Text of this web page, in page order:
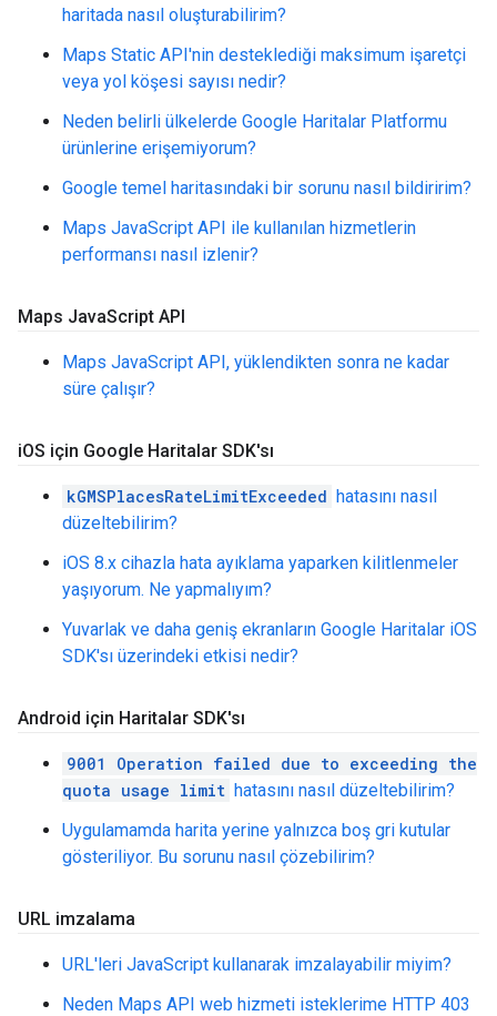
haritada nasıl oluşturabilirim?
Maps Static API'nin desteklediği maksimum işaretçi
veya yol köşesi sayısı nedir?
Neden belirli ülkelerde Google Haritalar Platformu
ürünlerine erişemiyorum?
Google temel haritasındaki bir sorunu nasıl bildiririm?
Maps JavaScript API ile kullanılan hizmetlerin
performansı nasıl izlenir?
Maps JavaScript API
Maps JavaScript API, yüklendikten sonra ne kadar
süre çalışır?
iOS için Google Haritalar SDK'sı
kGMSPlacesRateLimitExceeded hatasını nasıl
düzeltebilirim?
iOS 8.x cihazla hata ayıklama yaparken kilitlenmeler
yaşıyorum. Ne yapmalıyım?
Yuvarlak ve daha geniş ekranların Google Haritalar iOS
SDK'sı üzerindeki etkisi nedir?
Android için Haritalar SDK'sı
9001 Operation failed due to exceeding the
quota usage limit hatasını nasıl düzeltebilirim?
Uygulamamda harita yerine yalnızca boş gri kutular
gösteriliyor. Bu sorunu nasıl çözebilirim?
URL imzalama
URL'leri JavaScript kullanarak imzalayabilir miyim?
Neden Maps API web hizmeti isteklerime HTTP 403